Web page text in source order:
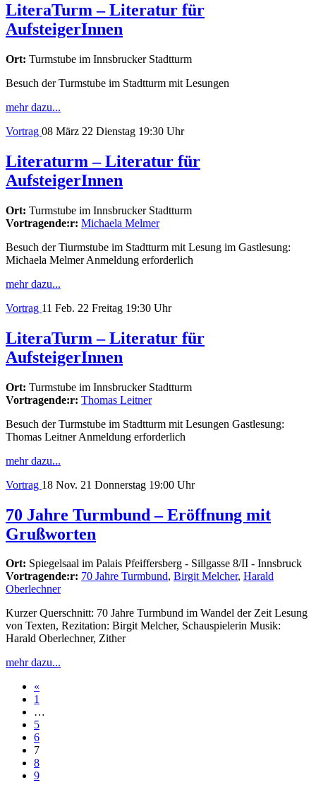
LiteraTurm – Literatur für
AufsteigerInnen
Ort: Turmstube im Innsbrucker Stadtturm
Besuch der Turmstube im Stadtturm mit Lesungen
mehr dazu...
Vortrag 08 März 22 Dienstag 19:30 Uhr
Literaturm – Literatur für
AufsteigerInnen
Ort: Turmstube im Innsbrucker Stadtturm
Vortragende:r: Michaela Melmer
Besuch der Tiurmstube im Stadtturm mit Lesung im Gastlesung:
Michaela Melmer Anmeldung erforderlich
mehr dazu...
Vortrag 11 Feb. 22 Freitag 19:30 Uhr
LiteraTurm – Literatur für
AufsteigerInnen
Ort: Turmstube im Innsbrucker Stadtturm
Vortragende:r: Thomas Leitner
Besuch der Turmstube im Stadtturm mit Lesungen Gastlesung:
Thomas Leitner Anmeldung erforderlich
mehr dazu...
Vortrag 18 Nov. 21 Donnerstag 19:00 Uhr
70 Jahre Turmbund – Eröffnung mit
Grußworten
Ort: Spiegelsaal im Palais Pfeiffersberg - Sillgasse 8/II - Innsbruck
Vortragende:r: 70 Jahre Turmbund, Birgit Melcher, Harald
Oberlechner
Kurzer Querschnitt: 70 Jahre Turmbund im Wandel der Zeit Lesung
von Texten, Rezitation: Birgit Melcher, Schauspielerin Musik:
Harald Oberlechner, Zither
mehr dazu...
Beitrags-
Navigation
«
1
…
5
6
7
8
9